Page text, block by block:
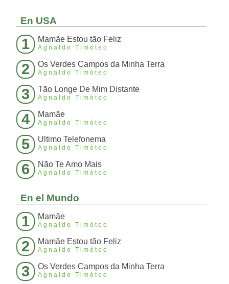
En USA
1 Mamãe Estou tão Feliz
Agnaldo Timóteo
2 Os Verdes Campos da Minha Terra
Agnaldo Timóteo
3 Tão Longe De Mim Distante
Agnaldo Timóteo
4 Mamãe
Agnaldo Timóteo
5 Ultimo Telefonema
Agnaldo Timóteo
6 Não Te Amo Mais
Agnaldo Timóteo
En el Mundo
1 Mamãe
Agnaldo Timóteo
2 Mamãe Estou tão Feliz
Agnaldo Timóteo
3 Os Verdes Campos da Minha Terra
Agnaldo Timóteo